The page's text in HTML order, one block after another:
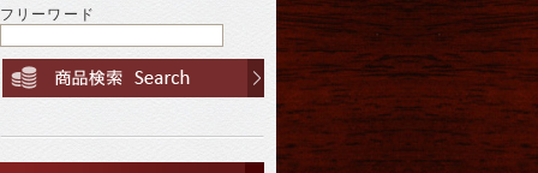
フリーワード